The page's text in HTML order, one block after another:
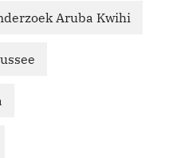
Aruba Kwihi